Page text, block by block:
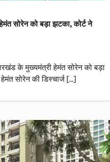
सोरेन को बड़ा झटका, कोर्ट ने
के मुख्यमंत्री हेमंत सोरेन को बड़ा
सोरेन की डिस्चार्ज […]